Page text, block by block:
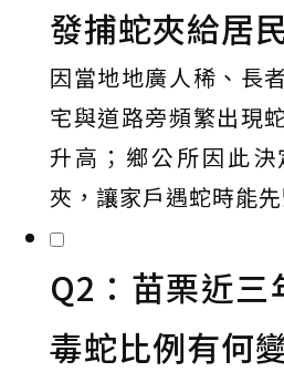
發捕蛇夾給居
因當地地廣人稀、長
宅與道路旁頻繁出現
升高；鄉公所因此
夾，讓家戶遇蛇時能
Q2：苗栗近三
毒蛇比例有何